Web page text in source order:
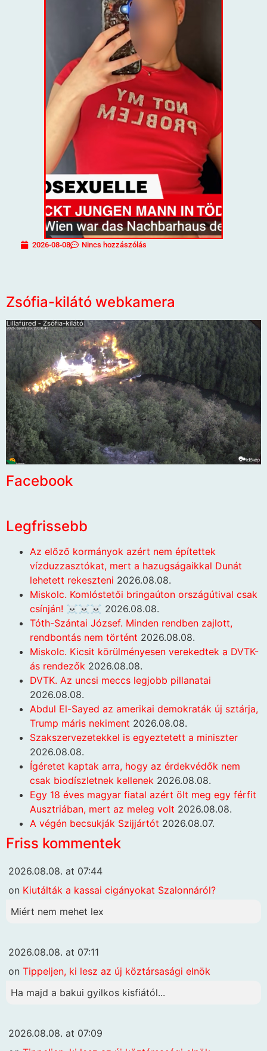
2026-08-08 Nincs hozzászólás
Zsófia-kilátó webkamera
Facebook
Legfrissebb
Az előző kormányok azért nem építettek
vízduzzasztókat, mert a hazugságaikkal Dunát
lehetett rekeszteni 2026.08.08.
Miskolc. Komlóstetői bringaúton országútival csak
csínján! ☠️☠️☠️ 2026.08.08.
Tóth-Szántai József. Minden rendben zajlott,
rendbontás nem történt 2026.08.08.
Miskolc. Kicsit körülményesen verekedtek a DVTK-
ás rendezők 2026.08.08.
DVTK. Az uncsi meccs legjobb pillanatai
2026.08.08.
Abdul El-Sayed az amerikai demokraták új sztárja,
Trump máris nekiment 2026.08.08.
Szakszervezetekkel is egyeztetett a miniszter
2026.08.08.
Ígéretet kaptak arra, hogy az érdekvédők nem
csak biodíszletnek kellenek 2026.08.08.
Egy 18 éves magyar fiatal azért ölt meg egy férfit
Ausztriában, mert az meleg volt 2026.08.08.
A végén becsukják Szijjártót 2026.08.07.
Friss kommentek
2026.08.08. at 07:44
on Kiutálták a kassai cigányokat Szalonnáról?
Miért nem mehet lex
2026.08.08. at 07:11
on Tippeljen, ki lesz az új köztársasági elnök
Ha majd a bakui gyilkos kisfiától...
2026.08.08. at 07:09